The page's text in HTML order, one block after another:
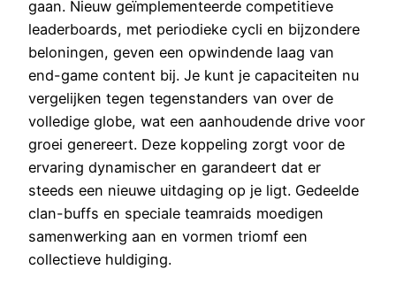
gaan. Nieuw geïmplementeerde competitieve
leaderboards, met periodieke cycli en bijzondere
beloningen, geven een opwindende laag van
end-game content bij. Je kunt je capaciteiten nu
vergelijken tegen tegenstanders van over de
volledige globe, wat een aanhoudende drive voor
groei genereert. Deze koppeling zorgt voor de
ervaring dynamischer en garandeert dat er
steeds een nieuwe uitdaging op je ligt. Gedeelde
clan-buffs en speciale teamraids moedigen
samenwerking aan en vormen triomf een
collectieve huldiging.